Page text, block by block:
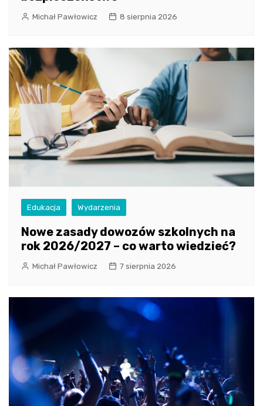
Michał Pawłowicz 8 sierpnia 2026
Edukacja Wydarzenia
Nowe zasady dowozów szkolnych na
rok 2026/2027 – co warto wiedzieć?
Michał Pawłowicz 7 sierpnia 2026